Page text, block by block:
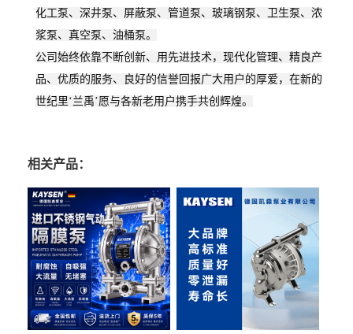
化工泵、深井泵、屏蔽泵、管道泵、玻璃钢泵、卫生泵、浓
浆泵、真空泵、油桶泵。
公司始终依靠不断创新、用先进技术，现代化管理、精良产
品、优质的服务、良好的信誉回报广大用户的厚爱，在新的
世纪里‘兰禹’愿与各新老用户携手共创辉煌。
相关产品：